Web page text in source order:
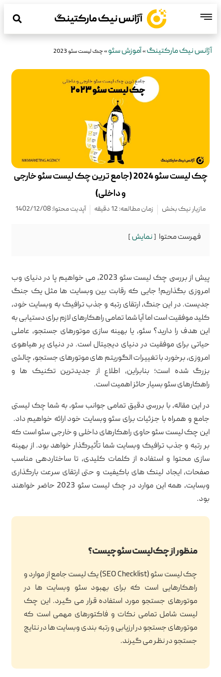
آژانس نیک مارکتینگ»آموزش سئو»چک لیست سئو 2023
چک لیست سئو 2024 (جامع ترین چک لیست سئو خارجی
و داخلی)
مازیار نیک بخش زمان مطالعه: 12 دقیقه آپدیت محتوا: 1402/12/08
فهرست محتوا نمایش
پیش از بررسی چک لیست سئو 2023، می خواهیم پا در دنیای وب
امروزی بگذاریم! جایی که رقابت بین وبسایت ها مثل یک جنگ
جدیست. در این جنگ، ارتقای رتبه و جذب ترافیک به وبسایت خود،
کلید موفقیت است اما آیا شما تمامی راهکارهای لازم برای دستیابی به
این هدف را دارید؟ سئو، یا بهینه سازی موتورهای جستجو، عاملی
حیاتی برای موفقیت در دنیای دیجیتال است. در دنیای پر هیاهوی
امروزی، برخورد با تغییرات الگوریتم های موتورهای جستجو، چالشی
بزرگ شده است؛ بنابراین، اطلاع از جدیدترین تکنیک ها و
راهکارهای سئو بسیار حائز اهمیت است.
در این مقاله، با بررسی دقیق تمامی جوانب سئو، به شما چک لیستی
جامع و همراه با جزئیات برای سئو وبسایت خود ارائه خواهیم داد.
این چک لیست سئو حاوی راهکارهای داخلی و خارجی سئو است که
بر رتبه و جذب ترافیک وبسایت شما تأثیرگذار خواهد بود. از بهینه
سازی محتوا و استفاده از کلمات کلیدی، تا ساختاردهی مناسب
صفحات، ایجاد لینک های باکیفیت و حتی ارتقای سرعت بارگذاری
وبسایت، همه این موارد در چک لیست سئو 2023 حاضر خواهند
بود.
منظور از چک لیست سئو چیست؟
چک لیست سئو (SEO Checklist) یک لیست جامع از موارد و
راهکارهایی است که برای بهبود سئو وبسایت ها در
موتورهای جستجو مورد استفاده قرار می گیرد. این چک
لیست شامل تمامی نکات و فاکتورهای مهمی است که
موتورهای جستجو در ارزیابی و رتبه بندی وبسایت ها در نتایج
جستجو در نظر می گیرند.